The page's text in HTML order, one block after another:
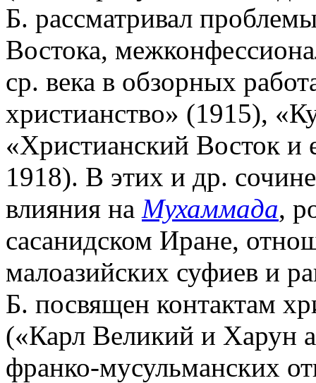
Б. рассматривал
Востока,
ср. века в обзорных
христианство» (1915),
«Христианский Восток и
1918). В этих и др.
влияния на Мухаммада,
сасанидском Иране,
малоазийских суфиев и
Б. посвящен контактам
(«Карл Великий и Харун
франко-мусульманских